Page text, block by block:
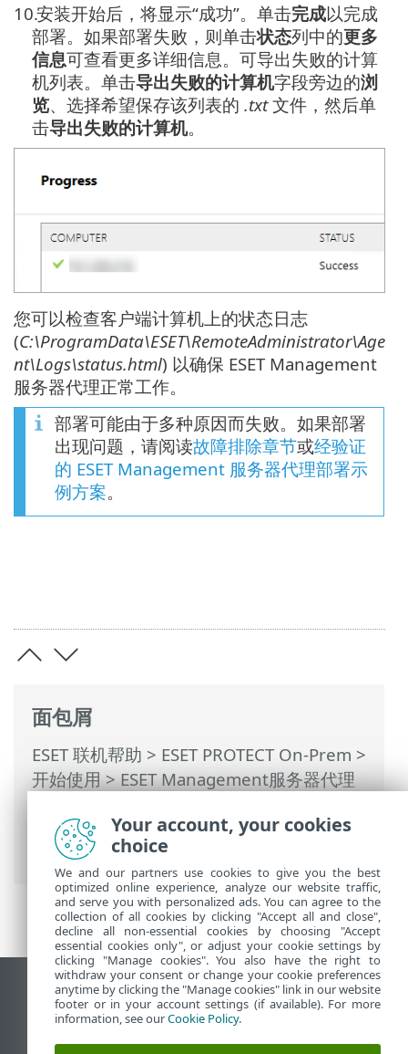
面包屑
ESET 联机帮助 > ESET PROTECT On-Prem >
开始使用>ESET Management服务器代理
Deployment Tool> 从 Active Directory 中
选择计算机
10.安装开始后，将显示“成功”。单击完成以完成
部署。如果部署失败，则单击状态列中的更多
信息可查看更多详细信息。可导出失败的计算
机列表。单击导出失败的计算机字段旁边的浏
览、选择希望保存该列表的 .txt文件，然后单
击导出失败的计算机。
您可以检查客户端计算机上的状态日志
(C:\ProgramData\ESET\RemoteAdministrator\Age
nt\Logs\status.html) 以确保 ESET Management
服务器代理正常工作。
部署可能由于多种原因而失败。如果部署
出现问题，请阅读故障排除章节或经验证
的 ESET Management 服务器代理部署示
例方案。
查看桌面站点
End of Life
ESET 知识库
Your account, your cookies
choice
We and our partners use cookies to give you the best
optimized online experience, analyze our website traffic,
and serve you with personalized ads. You can agree to the
collection of all cookies by clicking "Accept all and close",
decline all non-essential cookies by choosing "Accept
essential cookies only", or adjust your cookie settings by
clicking "Manage cookies". You also have the right to
withdraw your consent or change your cookie preferences
anytime by clicking the "Manage cookies" link in our website
footer or in your account settings (if available). For more
information, see ourCookie Policy.